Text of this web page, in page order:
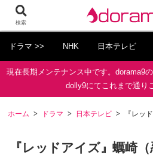
ドラマ >> NHK 日本テレビ
現在長期メンテナンス中です。dorama9
dolly9にてこれまで通り
ホーム ドラマ 日本テレビ 『レッ
『レッドアイズ』蠣崎
検索